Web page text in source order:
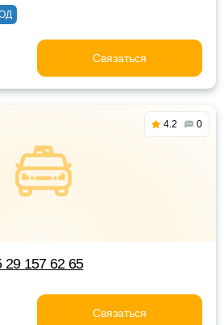
Связаться
4.2 0
29 157 62 65
Связаться